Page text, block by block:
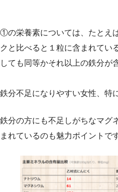
①の栄養素については、たとえ
クと比べると１粒に含まれてい
しても同等かそれ以上の鉄分が
鉄分不足になりやすい女性、特
鉄分の方にも不足しがちなマグ
まれているのも魅力ポイントで